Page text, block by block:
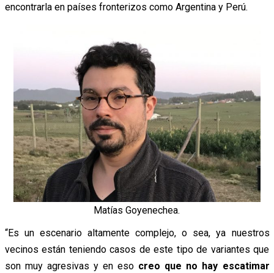
encontrarla en países fronterizos como Argentina y Perú.
Matías Goyenechea.
“Es un escenario altamente complejo, o sea, ya nuestros
vecinos están teniendo casos de este tipo de variantes que
son muy agresivas y en eso creo que no hay escatimar